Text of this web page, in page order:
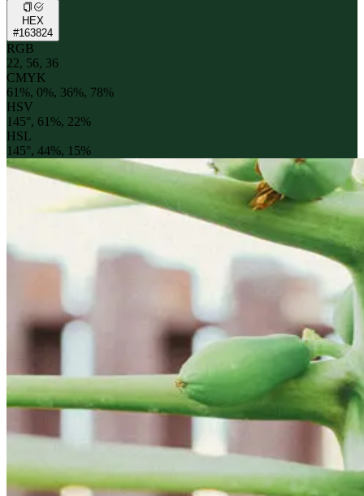
HEX
#163824
RGB
22, 56, 36
CMYK
61%, 0%, 36%, 78%
HSV
145°, 61%, 22%
HSL
145°, 44%, 15%